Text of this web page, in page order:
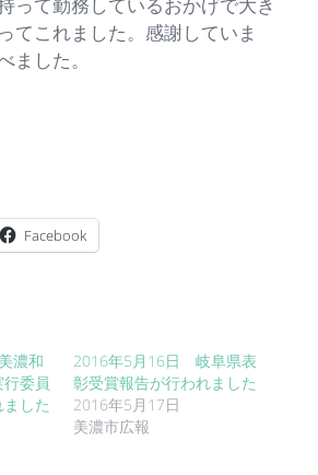
てこれました。感謝していま
ました。
Facebook
濃和
委員
した
2016年5月16日 岐阜県表
彰受賞報告が行われました
2016年5月17日
美濃市広報